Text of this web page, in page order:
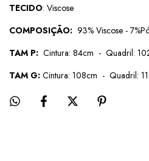
TECIDO: Viscose
COMPOSIÇÃO: 93% Viscose -
TAM P: Cintura: 84cm - Quadril:
TAM G: Cintura: 108cm - Quadril: